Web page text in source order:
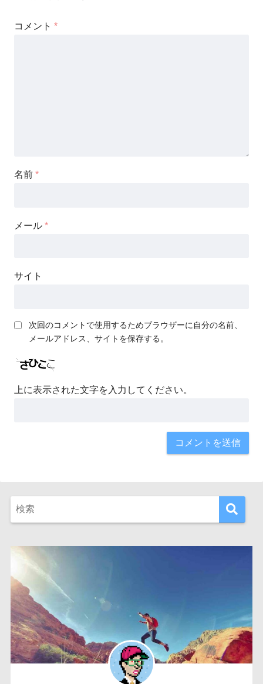
コメント *
名前 *
メール *
サイト
次回のコメントで使用するためブラウザーに自分の名前、
メールアドレス、サイトを保存する。
上に表示された文字を入力してください。